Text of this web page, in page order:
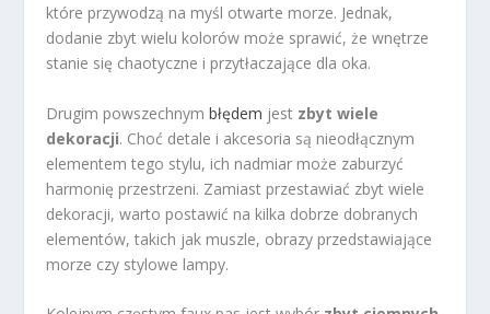
które przywodzą na myśl otwarte morze. Jednak,
dodanie zbyt wielu kolorów może sprawić, że wnętrze
stanie się chaotyczne i przytłaczające dla oka.
Drugim powszechnymbłędem jest zbyt wiele
dekoracji. Choć detale i akcesoria są nieodłącznym
elementem tego stylu, ich nadmiar może zaburzyć
harmonię przestrzeni. Zamiast przestawiać zbyt wiele
dekoracji, warto postawić na kilka dobrze dobranych
elementów, takich jak muszle, obrazy przedstawiające
morze czy stylowe lampy.